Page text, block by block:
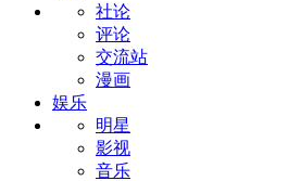
社论
评论
交流站
漫画
娱乐
明星
影视
音乐